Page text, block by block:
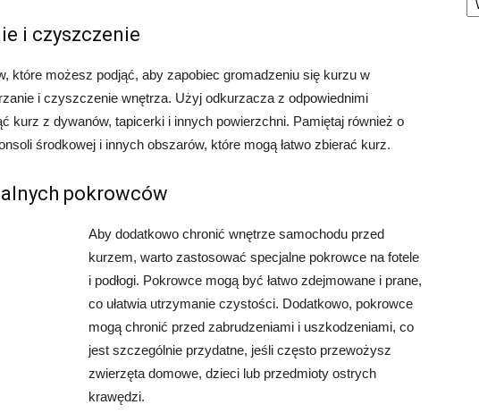
i czyszczenie
które możesz podjąć, aby zapobiec gromadzeniu się kurzu w
i czyszczenie wnętrza. Użyj odkurzacza z odpowiednimi
kurz z dywanów, tapicerki i innych powierzchni. Pamiętaj również o
środkowej i innych obszarów, które mogą łatwo zbierać kurz.
pokrowców
Aby dodatkowo chronić wnętrze samochodu przed
kurzem, warto zastosować specjalne pokrowce na fotele
i podłogi. Pokrowce mogą być łatwo zdejmowane i prane,
co ułatwia utrzymanie czystości. Dodatkowo, pokrowce
mogą chronić przed zabrudzeniami i uszkodzeniami, co
jest szczególnie przydatne, jeśli często przewożysz
zwierzęta domowe, dzieci lub przedmioty ostrych
krawędzi.